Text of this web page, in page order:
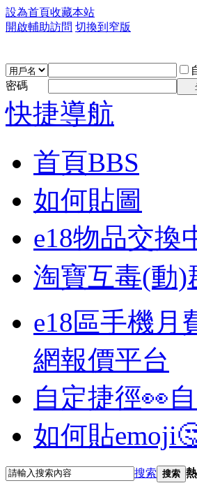
設為首頁收藏本站
開啟輔助訪問 切換到窄版
密碼
快捷導航
首頁BBS
如何貼圖
e18物品交換
淘寶互毒(動
e18區手機月
網報價平台
自定捷徑👀
如何貼
搜索 搜索